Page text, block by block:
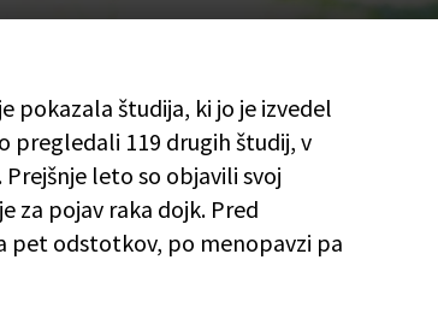
pokazala študija, ki jo je izvedel
pregledali 119 drugih študij, v
leto so objavili svoj
za pojav raka dojk. Pred
pet odstotkov, po menopavzi pa